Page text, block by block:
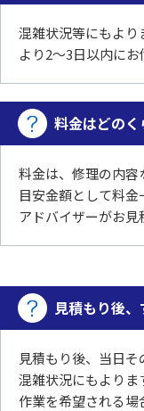
混雑状況等にもより
より2～3日以内にお
料金はどのく
料金は、修理の内容
目安金額として料
アドバイザーがお見
見積もり後
見積もり後、当日そ
混雑状況にもより
作業を希望される場